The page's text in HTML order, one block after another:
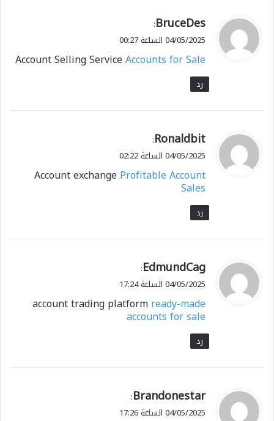
ي
ق
ل
BruceDes
:
04/05/2025 الساعة 00:27
Account Selling ServiceAccounts for Sale
رد
ي
ق
ل
Ronaldbit
:
04/05/2025 الساعة 02:22
Account exchangeProfitable Account
Sales
رد
ي
ق
ل
EdmundCag
:
04/05/2025 الساعة 17:24
account trading platformready-made
accounts for sale
رد
ي
ق
Brandonestar
:
04/05/2025 الساعة 17:26